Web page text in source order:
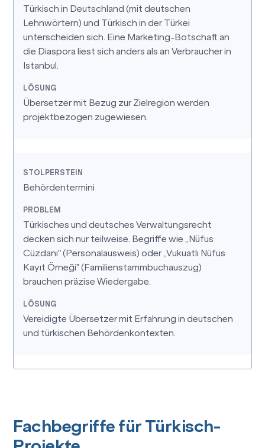
Türkisch in Deutschland (mit deutschen
Lehnwörtern) und Türkisch in der Türkei
unterscheiden sich. Eine Marketing-Botschaft an
die Diaspora liest sich anders als an Verbraucher in
Istanbul.
Übersetzer mit Bezug zur Zielregion werden
projektbezogen zugewiesen.
Behördentermini
Türkisches und deutsches Verwaltungsrecht
decken sich nur teilweise. Begriffe wie „Nüfus
Cüzdanı" (Personalausweis) oder „Vukuatlı Nüfus
Kayıt Örneği" (Familienstammbuchauszug)
brauchen präzise Wiedergabe.
Vereidigte Übersetzer mit Erfahrung in deutschen
und türkischen Behördenkontexten.
Fachbegriffe für Türkisch-